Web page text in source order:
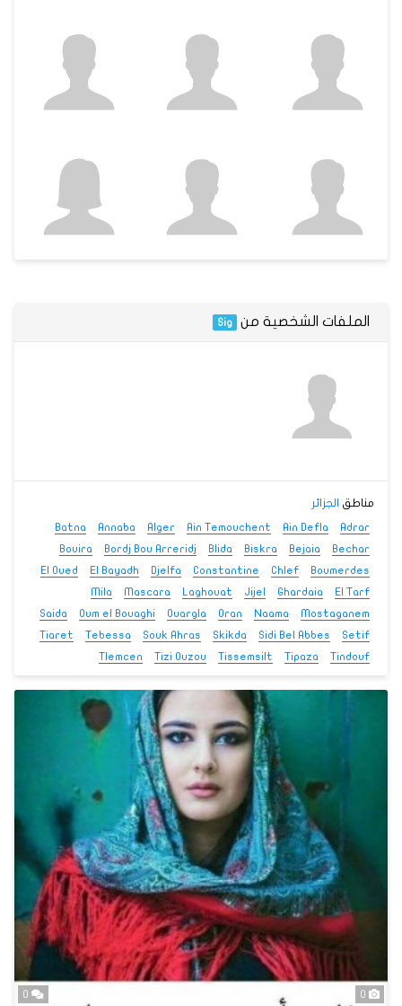
الملفات الشخصية من Sig
مناطق الجزائر
Adrar
Ain Defla
Ain Temouchent
Alger
Annaba
Batna
Bechar
Bejaia
Biskra
Blida
Bordj Bou Arreridj
Bouira
Boumerdes
Chlef
Constantine
Djelfa
El Bayadh
El Oued
El Tarf
Ghardaia
Jijel
Laghouat
Mascara
Mila
Mostaganem
Naama
Oran
Ouargla
Oum el Bouaghi
Saida
Setif
Sidi Bel Abbes
Skikda
Souk Ahras
Tebessa
Tiaret
Tindouf
Tipaza
Tissemsilt
Tizi Ouzou
Tlemcen